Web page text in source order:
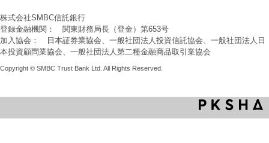
株式会社SMBC信託銀行
登録金融機関： 関東財務局長（登金）第653号
加入協会： 日本証券業協会、一般社団法人投資信託協会、一般社団法人日
本投資顧問業協会、一般社団法人第二種金融商品取引業協会
Copyright © SMBC Trust Bank Ltd. All Rights Reserved.